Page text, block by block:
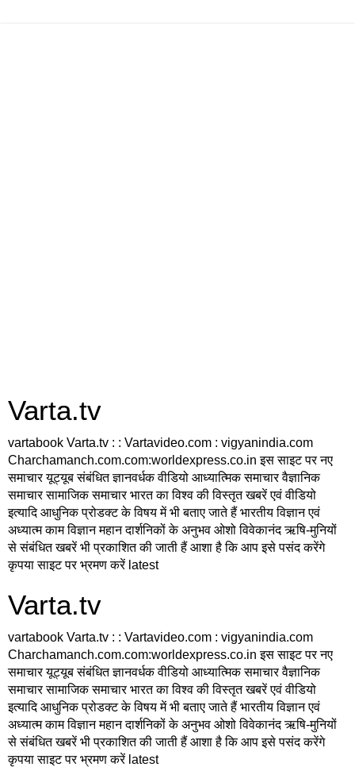
Varta.tv
vartabook Varta.tv : : Vartavideo.com : vigyanindia.com
Charchamanch.com.com:worldexpress.co.in इस साइट पर नए
समाचार यूट्यूब संबंधित ज्ञानवर्धक वीडियो आध्यात्मिक समाचार वैज्ञानिक
समाचार सामाजिक समाचार भारत का विश्व की विस्तृत खबरें एवं वीडियो
इत्यादि आधुनिक प्रोडक्ट के विषय में भी बताए जाते हैं भारतीय विज्ञान एवं
अध्यात्म काम विज्ञान महान दार्शनिकों के अनुभव ओशो विवेकानंद ऋषि-मुनियों
से संबंधित खबरें भी प्रकाशित की जाती हैं आशा है कि आप इसे पसंद करेंगे
कृपया साइट पर भ्रमण करें latest
Varta.tv
vartabook Varta.tv : : Vartavideo.com : vigyanindia.com
Charchamanch.com.com:worldexpress.co.in इस साइट पर नए
समाचार यूट्यूब संबंधित ज्ञानवर्धक वीडियो आध्यात्मिक समाचार वैज्ञानिक
समाचार सामाजिक समाचार भारत का विश्व की विस्तृत खबरें एवं वीडियो
इत्यादि आधुनिक प्रोडक्ट के विषय में भी बताए जाते हैं भारतीय विज्ञान एवं
अध्यात्म काम विज्ञान महान दार्शनिकों के अनुभव ओशो विवेकानंद ऋषि-मुनियों
से संबंधित खबरें भी प्रकाशित की जाती हैं आशा है कि आप इसे पसंद करेंगे
कृपया साइट पर भ्रमण करें latest